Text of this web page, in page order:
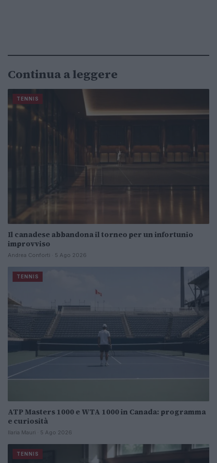
Continua a leggere
TENNIS
Il canadese abbandona il torneo per un infortunio
improvviso
Andrea Conforti · 5 Ago 2026
TENNIS
ATP Masters 1000 e WTA 1000 in Canada: programma
e curiosità
Ilaria Mauri · 5 Ago 2026
TENNIS